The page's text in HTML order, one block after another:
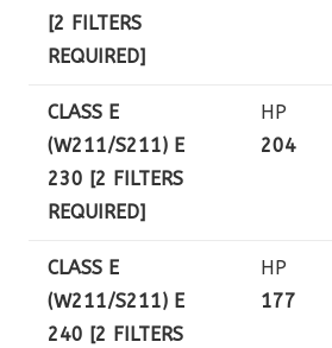
[2 FILTERS
REQUIRED]
CLASS E
(W211/S211) E
230 [2 FILTERS
REQUIRED]
HP
204
CLASS E
(W211/S211) E
240 [2 FILTERS
HP
177